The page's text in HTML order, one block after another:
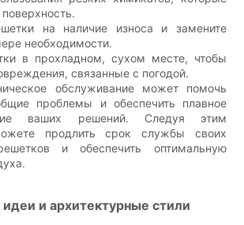
на наличие износа и замените
необходимости.
в прохладном, сухом месте, чтобы
связанные с погодой.
обслуживание может помочь
проблемы и обеспечить плавное
ваших решений. Следуя этим
продлить срок службы своих
и обеспечить оптимальную
и архитектурные стили